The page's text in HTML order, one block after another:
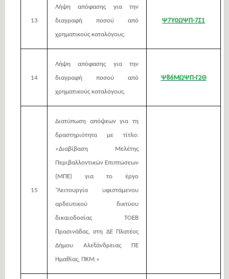
13
Λήψη απόφασης για την
διαγραφή ποσού από
χρηματικούς καταλόγους.
Ψ7Υ0ΩΨΠ-7Σ1
14
Λήψη απόφασης για την
διαγραφή ποσού από
χρηματικούς καταλόγους.
Ψ86ΜΩΨΠ-Γ2Θ
15
Διατύπωση απόψεων για τη
δραστηριότητα με τίτλο:
«Διαβίβαση Μελέτης
Περιβαλλοντικών Επιπτώσεων
(ΜΠΕ) για το έργο
“Λειτουργία υφιστάμενου
αρδευτικού δικτύου
δικαιοδοσίας ΤΟΕΒ
Πρασινάδας, στη ΔΕ Πλατέος
Δήμου Αλεξάνδρειας ΠΕ
Ημαθίας, ΠΚΜ.»